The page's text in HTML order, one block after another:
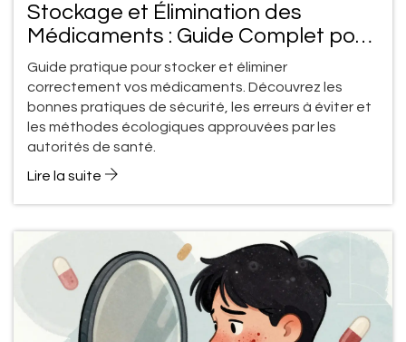
Stockage et Élimination des
Médicaments : Guide Complet pour
la Sécurité à Domicile
Guide pratique pour stocker et éliminer
correctement vos médicaments. Découvrez les
bonnes pratiques de sécurité, les erreurs à éviter et
les méthodes écologiques approuvées par les
autorités de santé.
Lire la suite